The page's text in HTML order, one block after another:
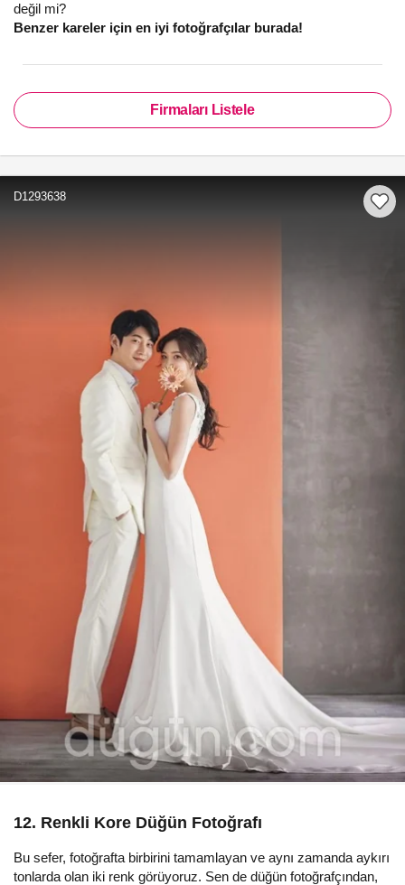
değil mi?
Benzer kareler için en iyi fotoğrafçılar burada!
Firmaları Listele
D1293638
12. Renkli Kore Düğün Fotoğrafı
Bu sefer, fotoğrafta birbirini tamamlayan ve aynı zamanda aykırı
tonlarda olan iki renk görüyoruz. Sen de düğün fotoğrafçından,